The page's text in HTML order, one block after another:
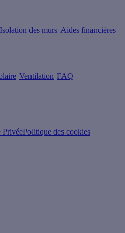
Isolation des murs Aides financières
Ventilation FAQ
PrivéePolitique des cookies